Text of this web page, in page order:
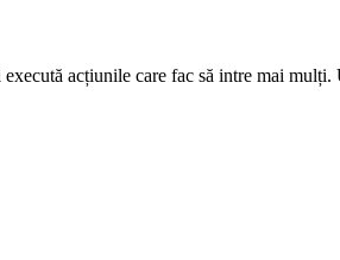
acțiunile care fac să intre mai